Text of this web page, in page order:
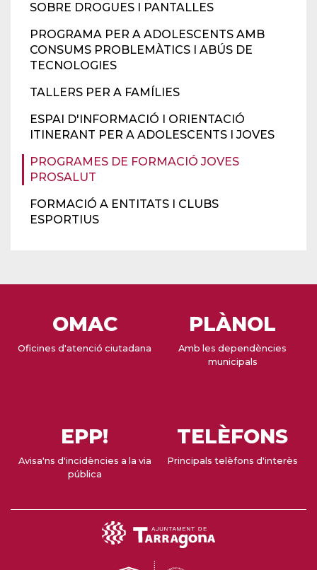
SOBRE DROGUES I PANTALLES
PROGRAMA PER A ADOLESCENTS AMB
CONSUMS PROBLEMÀTICS I ABÚS DE
TECNOLOGIES
TALLERS PER A FAMÍLIES
ESPAI D'INFORMACIÓ I ORIENTACIÓ
ITINERANT PER A ADOLESCENTS I JOVES
PROGRAMES DE FORMACIÓ JOVES
PROSALUT
FORMACIÓ A ENTITATS I CLUBS
ESPORTIUS
OMAC
Oficines d'atenció ciutadana
PLÀNOL
Amb les dependències
municipals
EPP!
Avisa'ns d'incidències a la via
pública
TELÈFONS
Principals telèfons d'interès